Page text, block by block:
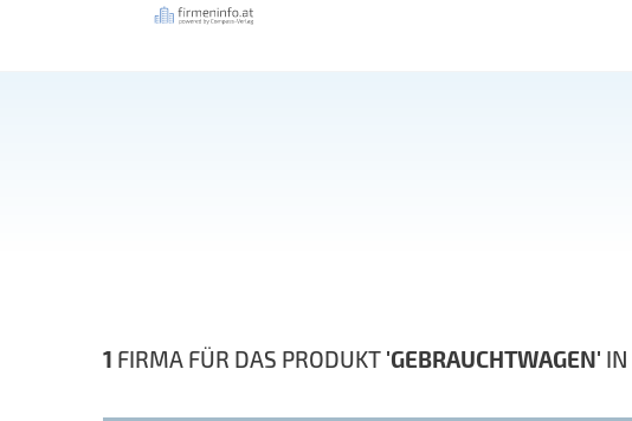
1 FIRMA FÜR DAS PRODUKT 'GEBRAUCHTWAGEN' IN